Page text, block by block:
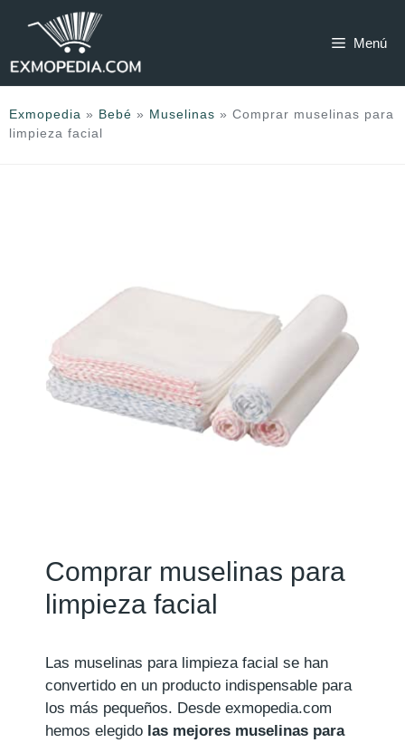
Menú
Exmopedia » Bebé » Muselinas » Comprar muselinas para
limpieza facial
Comprar muselinas para
limpieza facial
Las muselinas para limpieza facial se han
convertido en un producto indispensable para
los más pequeños. Desde exmopedia.com
hemos elegido las mejores muselinas para